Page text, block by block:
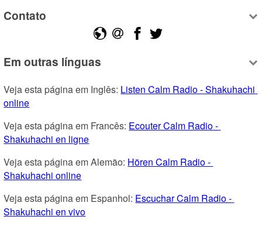
Contato
Em outras línguas
Veja esta página em Inglês: Listen Calm Radio - Shakuhachi
online
Veja esta página em Francês: Ecouter Calm Radio -
Shakuhachi en ligne
Veja esta página em Alemão: Hören Calm Radio -
Shakuhachi online
Veja esta página em Espanhol: Escuchar Calm Radio -
Shakuhachi en vivo